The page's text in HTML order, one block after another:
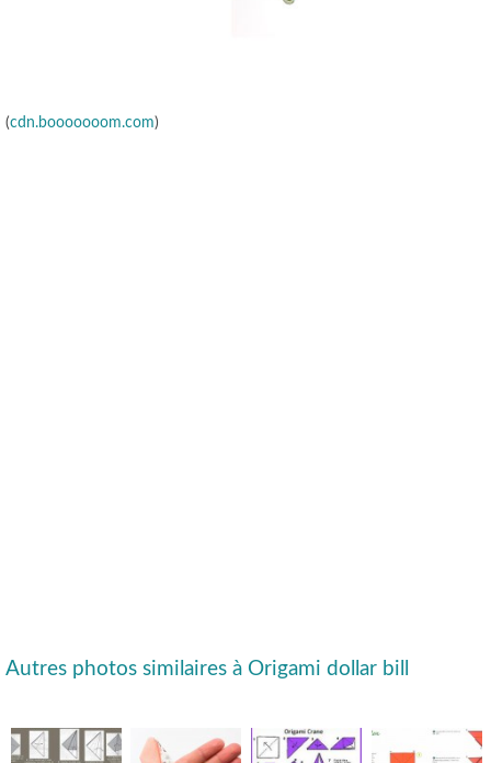
(cdn.booooooom.com)
Autres photos similaires à Origami dollar bill